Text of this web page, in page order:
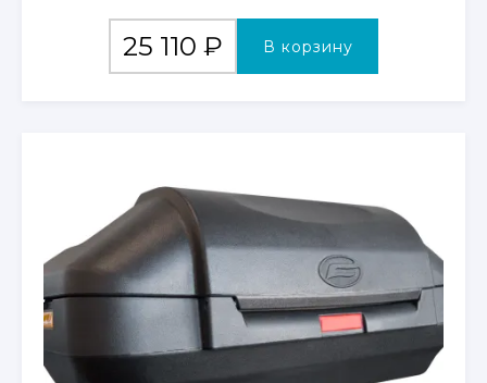
25 110 ₽ В корзину